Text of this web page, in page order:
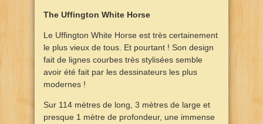
The Uffington White Horse
Le Uffington White Horse est très certainement
le plus vieux de tous. Et pourtant ! Son design
fait de lignes courbes très stylisées semble
avoir été fait par les dessinateurs les plus
modernes !
Sur 114 mètres de long, 3 mètres de large et
presque 1 mètre de profondeur, une immense